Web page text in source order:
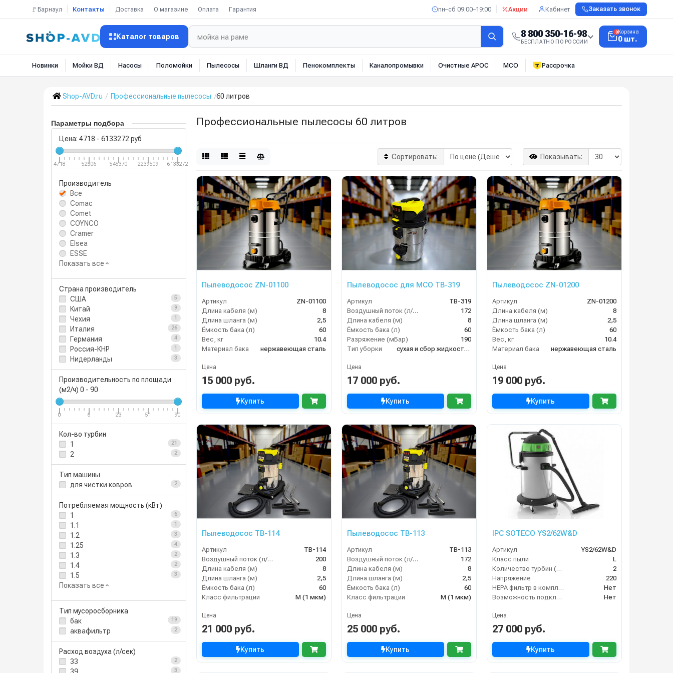
🚩Барнаул Контакты Доставка О магазине Оплата Гарантия пн–сб 09:00–19:00 Акции Кабинет Заказать звонок
Каталог товаров 8 800 350-16-98
БЕСПЛАТНО ПО РОССИИ
0Корзина
0 шт.
Новинки Мойки ВД Насосы Поломойки Пылесосы Шланги ВД Пенокомплекты Каналопромывки Очистные АРОС МСО Рассрочка
Shop-AVD.ru Профессиональные пылесосы 60 литров
Параметры подбора
Цена: 4718 - 6133272 руб
4718 52506 545370 2239509 6133272
Производитель
Все
Comac
Comet
COYNCO
Cramer
Elsea
ESSE
Показать все
Страна производитель
США
5
Китай 9
Чехия 1
Италия 26
Германия 4
Россия-КНР 1
Нидерланды 3
Производительность по площади
(м2/ч) 0 - 90
0 6 23 51 90
Кол-во турбин
1
21
2 2
Тип машины
для чистки ковров
2
Потребляемая мощность (кВт)
1
6
1.1 1
1.2 3
1.25 4
1.3 2
1.4 2
1.5 3
Показать все
Тип мусоросборника
бак
19
аквафильтр 2
Расход воздуха (л/сек)
33
2
3
Профессиональные пылесосы 60 литров
Сортировать: Показывать:
Пылеводосос ZN-01100
Артикул
ZN-01100
Длина кабеля (м)
8
Длина шланга (м)
2,5
Ёмкость бака (л)
60
Вес, кг
10.4
Материал бака
нержавеющая сталь
Цена
15 000 руб.
Купить
Пылеводосос для МСО TB-319
Артикул
TB-319
Воздушный поток (л/сек)
172
Длина кабеля (м)
8
Ёмкость бака (л)
60
Разряжение (мБар)
190
Тип уборки
сухая и сбор жидкостей
Цена
17 000 руб.
Купить
Пылеводосос ZN-01200
Артикул
ZN-01200
Длина кабеля (м)
8
Длина шланга (м)
2,5
Ёмкость бака (л)
60
Вес, кг
10.4
Материал бака
нержавеющая сталь
Цена
19 000 руб.
Купить
Пылеводосос TB-114
Артикул
TB-114
Воздушный поток (л/сек)
200
Длина кабеля (м)
8
Длина шланга (м)
2,5
Ёмкость бака (л)
60
Класс фильтрации
M (1 мкм)
Цена
21 000 руб.
Купить
Пылеводосос TB-113
Артикул
TB-113
Воздушный поток (л/сек)
172
Длина кабеля (м)
8
Длина шланга (м)
2,5
Ёмкость бака (л)
60
Класс фильтрации
M (1 мкм)
Цена
25 000 руб.
Купить
IPC SOTECO YS2/62W&D
Артикул
YS2/62W&D
Класс пыли
L
Количество турбин (шт)
2
Напряжение
220
HEPA фильтр в комплекте
Нет
Возможность подключения электрощетки
Нет
Цена
27 000 руб.
Купить